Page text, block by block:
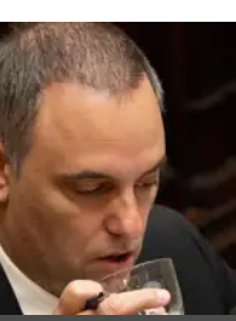
Espacio empresas
Sociedad
Tecnología
Salud
Es viral